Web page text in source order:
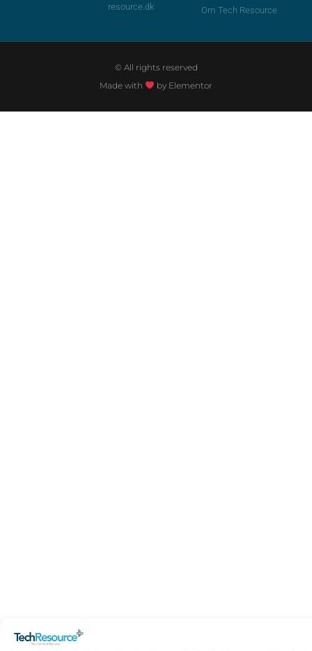
resource.dk
Om Tech Resource
© All rights reserved
Made with
by Elementor